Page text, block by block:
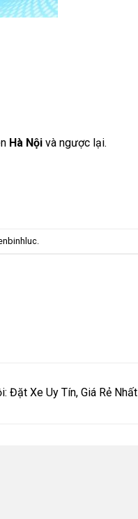
Hà Nội và ngược lại.
Đặt Xe Uy Tín, Giá Rẻ Nhất